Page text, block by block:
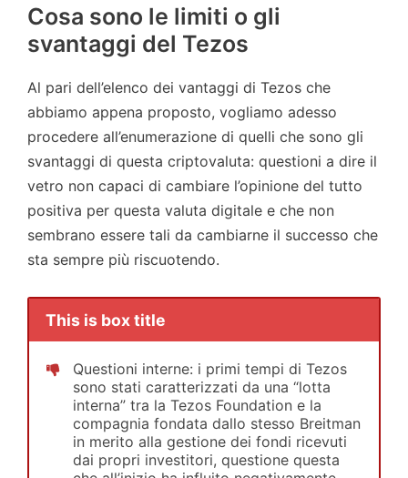
Cosa sono le limiti o gli
svantaggi del Tezos
Al pari dell’elenco dei vantaggi di Tezos che
abbiamo appena proposto, vogliamo adesso
procedere all’enumerazione di quelli che sono gli
svantaggi di questa criptovaluta: questioni a dire il
vetro non capaci di cambiare l’opinione del tutto
positiva per questa valuta digitale e che non
sembrano essere tali da cambiarne il successo che
sta sempre più riscuotendo.
This is box title
Questioni interne: i primi tempi di Tezos
sono stati caratterizzati da una “lotta
interna” tra la Tezos Foundation e la
compagnia fondata dallo stesso Breitman
in merito alla gestione dei fondi ricevuti
dai propri investitori, questione questa